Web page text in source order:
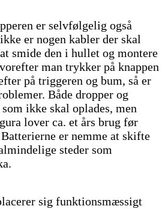
er selvfølgelig også
er nogen kabler der skal
smide den i hullet og montere
man trykker på knappen
på triggeren og bum, så er
Både dropper og
ikke skal oplades, men
lover ca. et års brug før
er nemme at skifte
steder som
sig funktionsmæssigt